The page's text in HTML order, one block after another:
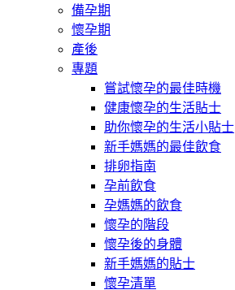
備孕期
懷孕期
產後
專題
嘗試懷孕的最佳時機
健康懷孕的生活貼士
助你懷孕的生活小貼士
新手媽媽的最佳飲食
排卵指南
孕前飲食
孕媽媽的飲食
懷孕的階段
懷孕後的身體
新手媽媽的貼士
懷孕清單